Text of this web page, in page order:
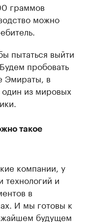
граммов
можно
пытаться выйти
пробовать
Эмираты, в
из мировых
такое
компании, у
технологий и
в
И мы готовы к
будущем